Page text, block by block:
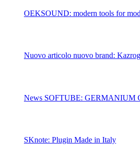
OEKSOUND: modern tools for
Nuovo articolo nuovo brand: Kazrog
News SOFTUBE:
SKnote: Plugin Made in Italy